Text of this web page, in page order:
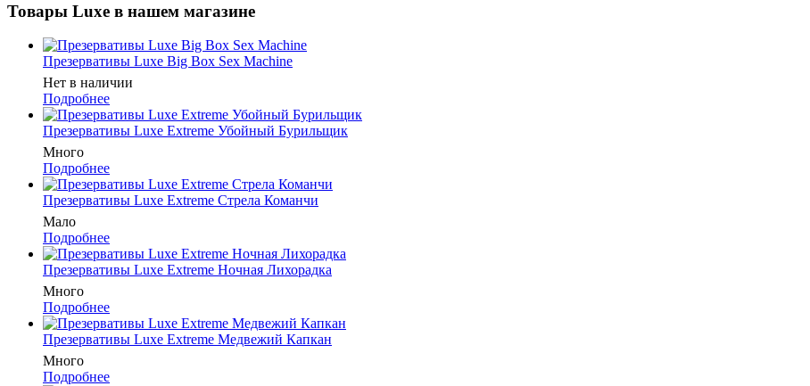
Товары Luxe в нашем магазине
Презервативы Luxe Big Box Sex Machine
Нет в наличии
Подробнее
Презервативы Luxe Extreme Убойный Бурильщик
Много
Подробнее
Презервативы Luxe Extreme Стрела Команчи
Мало
Подробнее
Презервативы Luxe Extreme Ночная Лихорадка
Много
Подробнее
Презервативы Luxe Extreme Медвежий Капкан
Много
Подробнее